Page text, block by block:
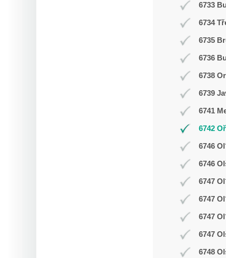
6733
6734
6735
6736
6738
6739
6741
6742
6746
6746
6747
6747
6747
6747
6748